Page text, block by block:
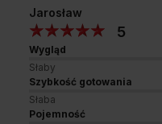
Jarosław
5
Wygląd
Słaby
Szybkość gotowania
Słaba
Pojemność